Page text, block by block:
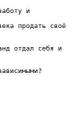
и
продать своё
отдал себя и